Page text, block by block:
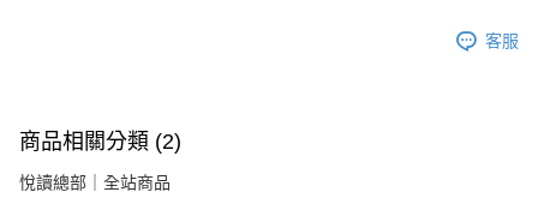
客服
商品相關分類 (2)
悅讀總部｜全站商品